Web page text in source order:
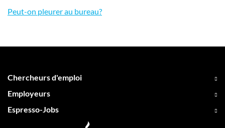
Peut-on pleurer au bureau?
Chercheurs d'emploi
Employeurs
Espresso-Jobs